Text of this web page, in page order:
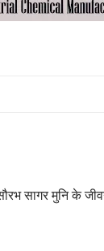
सागर मुनि के